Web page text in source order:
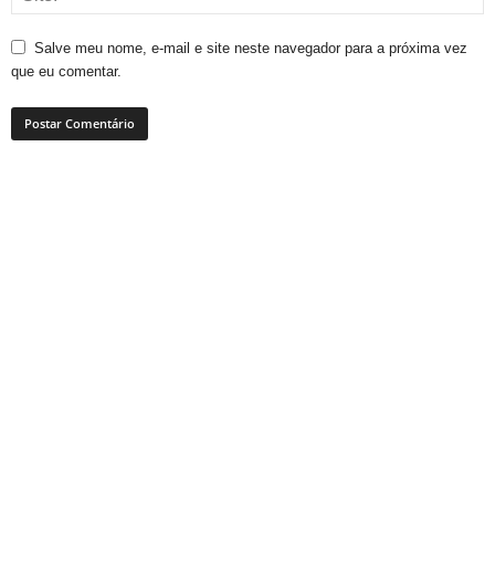
Salve meu nome, e-mail e site neste navegador para a próxima vez
que eu comentar.